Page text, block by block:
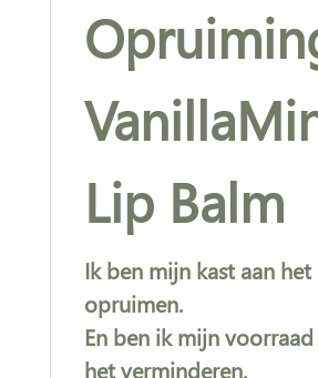
Lip Balm
Ik ben mijn kast aan het
opruimen.
En ben ik mijn
het verminderen.